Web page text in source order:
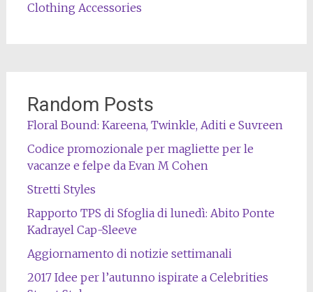
Clothing Accessories
Random Posts
Floral Bound: Kareena, Twinkle, Aditi e Suvreen
Codice promozionale per magliette per le
vacanze e felpe da Evan M Cohen
Stretti Styles
Rapporto TPS di Sfoglia di lunedì: Abito Ponte
Kadrayel Cap-Sleeve
Aggiornamento di notizie settimanali
2017 Idee per l’autunno ispirate a Celebrities